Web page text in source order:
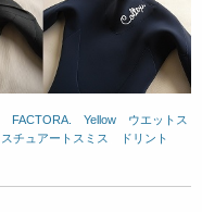
FACTORA. Yellow
ウエットス
スチュアートスミス
ドリント